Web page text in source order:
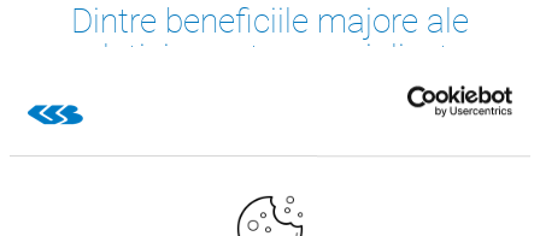
Dintre beneficiile majore ale
soluției noastre specializate: